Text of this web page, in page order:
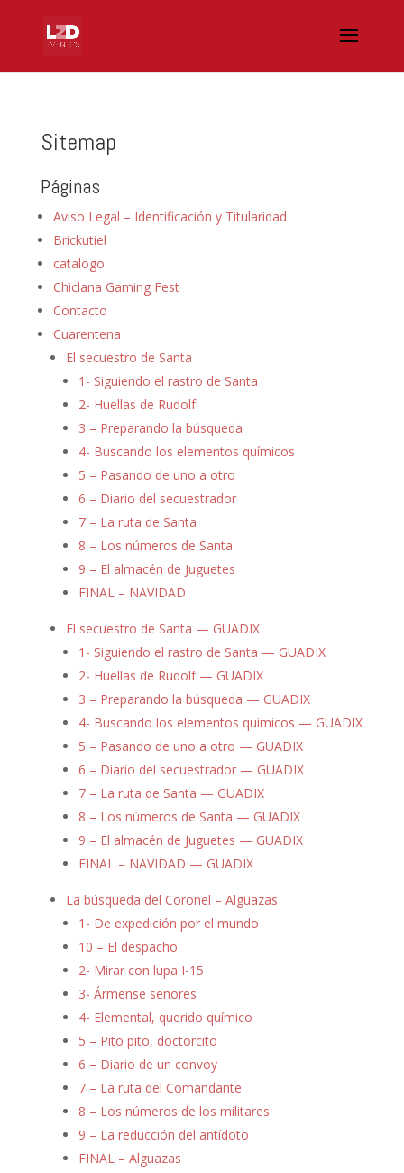
Sitemap
Páginas
Aviso Legal – Identificación y Titularidad
Brickutiel
catalogo
Chiclana Gaming Fest
Contacto
Cuarentena
El secuestro de Santa
1- Siguiendo el rastro de Santa
2- Huellas de Rudolf
3 – Preparando la búsqueda
4- Buscando los elementos químicos
5 – Pasando de uno a otro
6 – Diario del secuestrador
7 – La ruta de Santa
8 – Los números de Santa
9 – El almacén de Juguetes
FINAL – NAVIDAD
El secuestro de Santa — GUADIX
1- Siguiendo el rastro de Santa — GUADIX
2- Huellas de Rudolf — GUADIX
3 – Preparando la búsqueda — GUADIX
4- Buscando los elementos químicos — GUADIX
5 – Pasando de uno a otro — GUADIX
6 – Diario del secuestrador — GUADIX
7 – La ruta de Santa — GUADIX
8 – Los números de Santa — GUADIX
9 – El almacén de Juguetes — GUADIX
FINAL – NAVIDAD — GUADIX
La búsqueda del Coronel – Alguazas
1- De expedición por el mundo
10 – El despacho
2- Mirar con lupa I-15
3- Ármense señores
4- Elemental, querido químico
5 – Pito pito, doctorcito
6 – Diario de un convoy
7 – La ruta del Comandante
8 – Los números de los militares
9 – La reducción del antídoto
FINAL – Alguazas